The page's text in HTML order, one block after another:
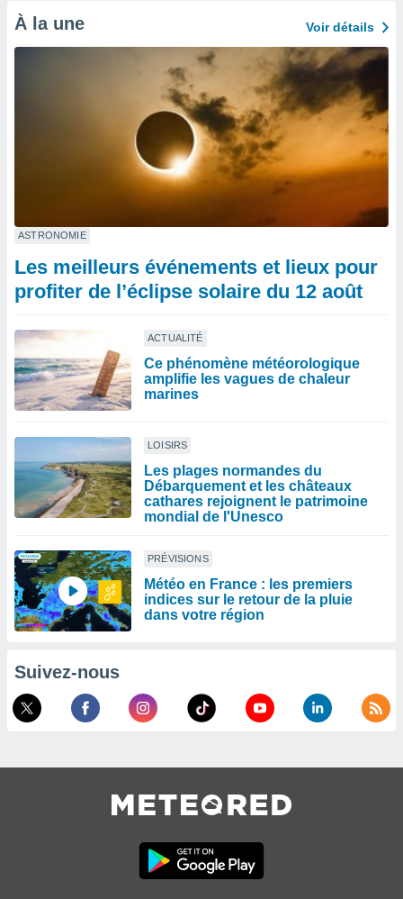
À la une Voir détails
ASTRONOMIE
Les meilleurs événements et lieux pour
profiter de l’éclipse solaire du 12 août
ACTUALITÉ
Ce phénomène météorologique
amplifie les vagues de chaleur
marines
LOISIRS
Les plages normandes du
Débarquement et les châteaux
cathares rejoignent le patrimoine
mondial de l'Unesco
PRÉVISIONS
Météo en France : les premiers
indices sur le retour de la pluie
dans votre région
Suivez-nous